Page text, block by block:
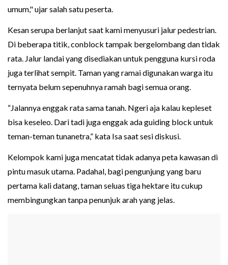
umum," ujar salah satu peserta.
Kesan serupa berlanjut saat kami menyusuri jalur pedestrian.
Di beberapa titik, conblock tampak bergelombang dan tidak
rata. Jalur landai yang disediakan untuk pengguna kursi roda
juga terlihat sempit. Taman yang ramai digunakan warga itu
ternyata belum sepenuhnya ramah bagi semua orang.
“Jalannya enggak rata sama tanah. Ngeri aja kalau kepleset
bisa keseleo. Dari tadi juga enggak ada guiding block untuk
teman-teman tunanetra,” kata Isa saat sesi diskusi.
Kelompok kami juga mencatat tidak adanya peta kawasan di
pintu masuk utama. Padahal, bagi pengunjung yang baru
pertama kali datang, taman seluas tiga hektare itu cukup
membingungkan tanpa penunjuk arah yang jelas.